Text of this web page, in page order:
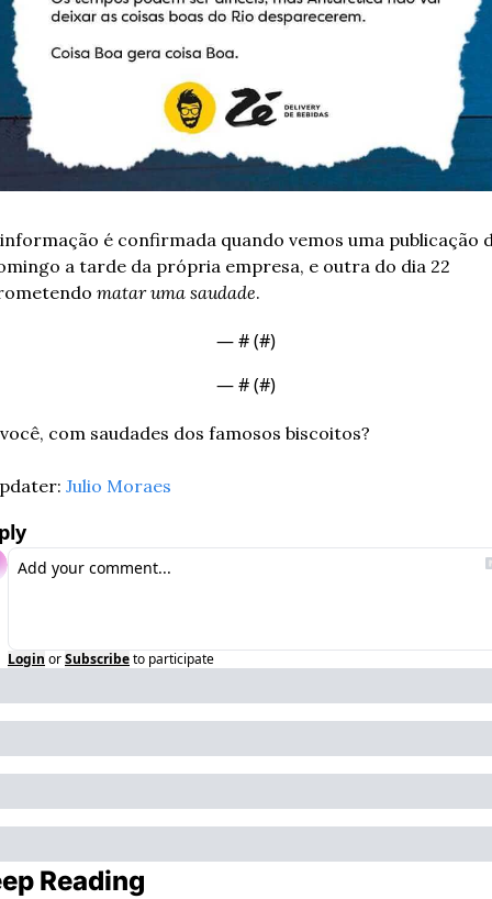
é confirmada quando vemos uma publicação
a tarde da própria empresa, e outra do dia 22
matar uma saudade.
— # (#)
— # (#)
com saudades dos famosos biscoitos?
Julio Moraes
Login orSubscribeto participate
Reading